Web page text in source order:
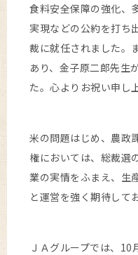
食料安全保障の強化、
実現などの公約を打ち
裁に就任されました。
あり、金子原二郎先生
た。心よりお祝い申し
米の問題はじめ、農政
権においては、総裁選
業の実情をふまえ、生
と運営を強く期待して
ＪＡグループでは、